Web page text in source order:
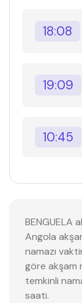
18:08
19:09
10:45
BENGUELA
Angola
namazı
göre akşam
temkinli
saati.